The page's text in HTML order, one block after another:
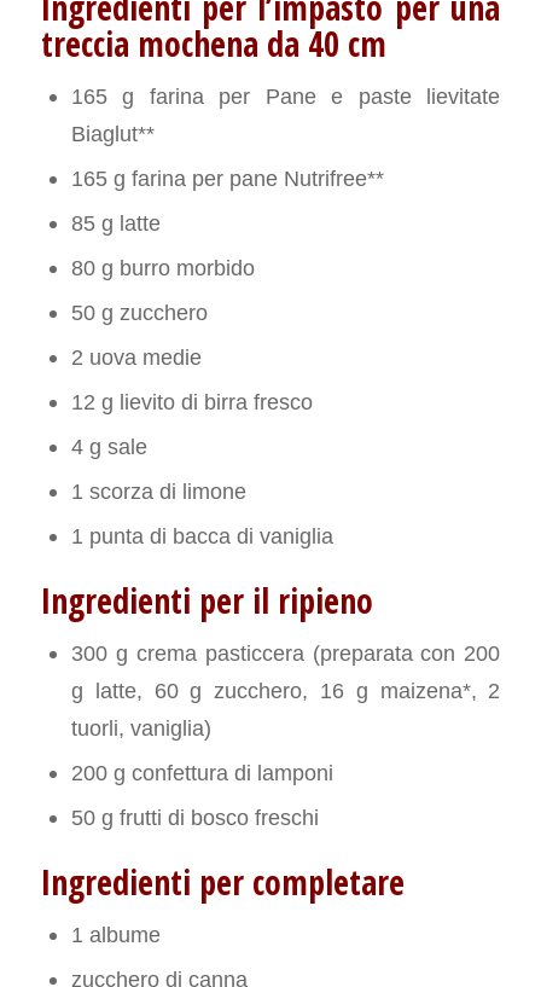
treccia mochena da 40 cm
165 g farina per Pane e paste lievitate
Biaglut**
165 g farina per pane Nutrifree**
85 g latte
80 g burro morbido
50 g zucchero
2 uova medie
12 g lievito di birra fresco
4 g sale
1 scorza di limone
1 punta di bacca di vaniglia
Ingredienti per il ripieno
300 g crema pasticcera (preparata con 200
g latte, 60 g zucchero, 16 g maizena*, 2
tuorli, vaniglia)
200 g confettura di lamponi
50 g frutti di bosco freschi
Ingredienti per completare
1 albume
zucchero di canna